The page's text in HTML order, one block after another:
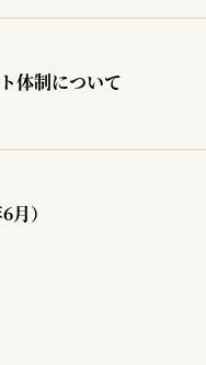
体制について
）